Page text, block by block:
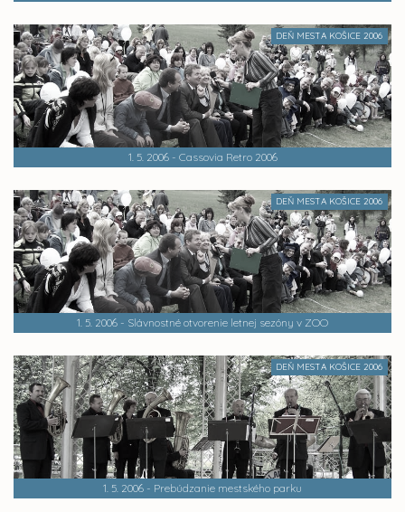
DEŇ MESTA KOŠICE 2006
1. 5. 2006 - Cassovia Retro 2006
DEŇ MESTA KOŠICE 2006
1. 5. 2006 - Slávnostné otvorenie letnej sezóny v ZOO
DEŇ MESTA KOŠICE 2006
1. 5. 2006 - Prebúdzanie mestského parku